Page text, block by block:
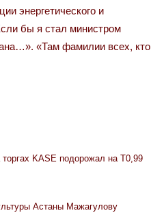
энергетического и
бы я стал министром
«Там фамилии всех, кто
KASE подорожал на Т0,99
Астаны Мажагулову